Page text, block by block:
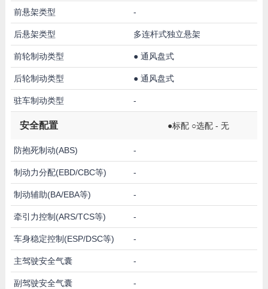
前悬架类型 -
后悬架类型 多连杆式独立悬架
前轮制动类型 ● 通风盘式
后轮制动类型 ● 通风盘式
驻车制动类型 -
安全配置 ●标配 ○选配 - 无
防抱死制动(ABS) -
制动力分配(EBD/CBC等) -
制动辅助(BA/EBA等) -
牵引力控制(ARS/TCS等) -
车身稳定控制(ESP/DSC等) -
主驾驶安全气囊 -
副驾驶安全气囊 -